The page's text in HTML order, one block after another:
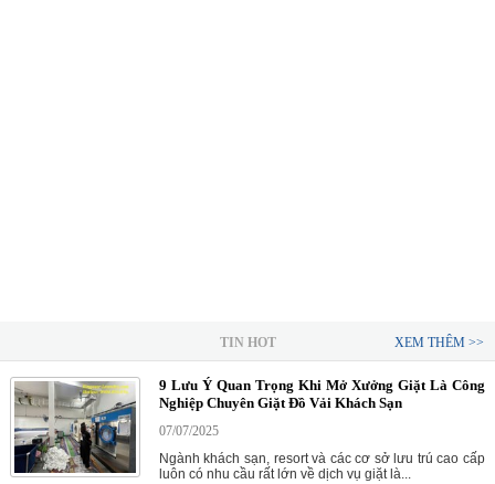
TIN HOT XEM THÊM >>
9 Lưu Ý Quan Trọng Khi Mở Xưởng Giặt Là Công
Nghiệp Chuyên Giặt Đồ Vải Khách Sạn
07/07/2025
Ngành khách sạn, resort và các cơ sở lưu trú cao cấp
luôn có nhu cầu rất lớn về dịch vụ giặt là...